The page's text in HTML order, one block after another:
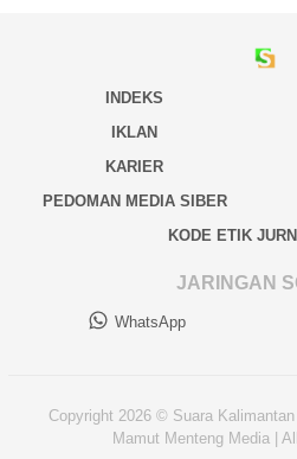
INDEKS
IKLAN
KARIER
PEDOMAN MEDIA SIBER
KODE ETIK
JARINGAN
WhatsApp
Copyright 2026 © Suara
Mamut Menteng Media |